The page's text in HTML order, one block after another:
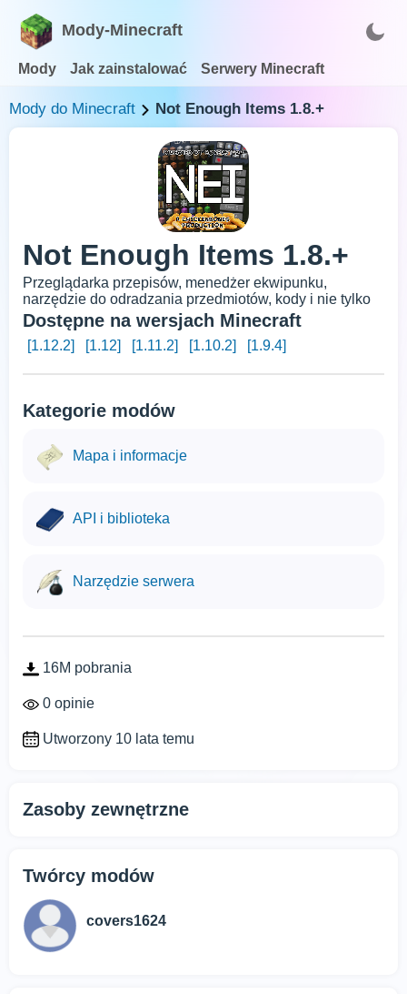
Mody-Minecraft
Mody Jak zainstalować Serwery Minecraft
Mody do Minecraft Not Enough Items 1.8.+
Not Enough Items 1.8.+
Przeglądarka przepisów, menedżer ekwipunku,
narzędzie do odradzania przedmiotów, kody i nie tylko
Dostępne na wersjach Minecraft
[1.12.2] [1.12] [1.11.2] [1.10.2] [1.9.4]
Kategorie modów
Mapa i informacje
API i biblioteka
Narzędzie serwera
16M pobrania
0 opinie
Utworzony 10 lata temu
Zasoby zewnętrzne
Twórcy modów
covers1624